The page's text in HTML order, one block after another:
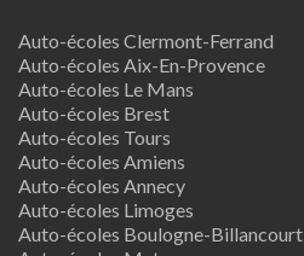
Auto-écoles Clermont-Ferrand
Auto-écoles Aix-En-Provence
Auto-écoles Le Mans
Auto-écoles Brest
Auto-écoles Tours
Auto-écoles Amiens
Auto-écoles Annecy
Auto-écoles Limoges
Auto-écoles Boulogne-Billancourt